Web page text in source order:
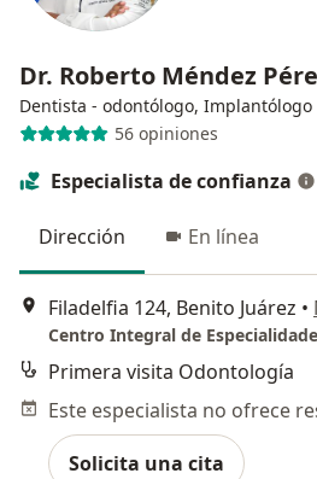
Dr. Roberto Méndez
Dentista - odontólogo, Implantólogo
56 opiniones
Especialista de confianza
Dirección En línea
Filadelfia 124, Benito Juárez •
Centro Integral de
Primera visita Odontología
Solicita una cita